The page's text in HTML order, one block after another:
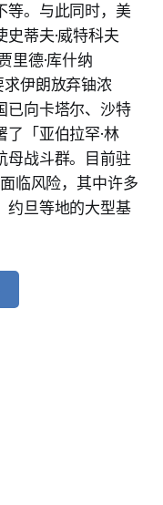
等。与此同时，美
蒂夫·威特科夫
里德·库什纳
求伊朗放弃铀浓
已向卡塔尔、沙特
「亚伯拉罕·林
母战斗群。目前驻
临风险，其中许多
约旦等地的大型基